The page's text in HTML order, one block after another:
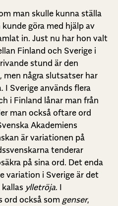
man skulle kunna ställa
göra med hjälp av
in. Just nu har hon valt
Finland och Sverige i
stund är den
några slutsatser har
I Sverige används flera
i Finland lånar man från
man också oftare ord
Akademiens
är variationen på
tenderar
på sina ord. Det enda
variation i Sverige är det
ylletröja. I
ord också som genser,